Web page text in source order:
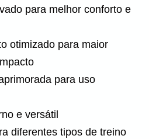
para melhor conforto e
otimizado para maior
para uso
e versátil
diferentes tipos de treino